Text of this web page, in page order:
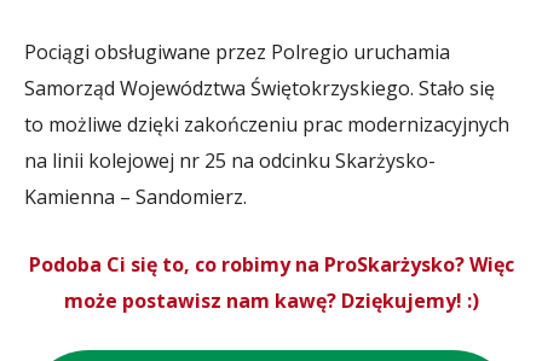
Pociągi obsługiwane przez Polregio uruchamia
Samorząd Województwa Świętokrzyskiego. Stało się
to możliwe dzięki zakończeniu prac modernizacyjnych
na linii kolejowej nr 25 na odcinku Skarżysko-
Kamienna – Sandomierz.
Podoba Ci się to, co robimy na ProSkarżysko? Więc
może postawisz nam kawę? Dziękujemy! :)